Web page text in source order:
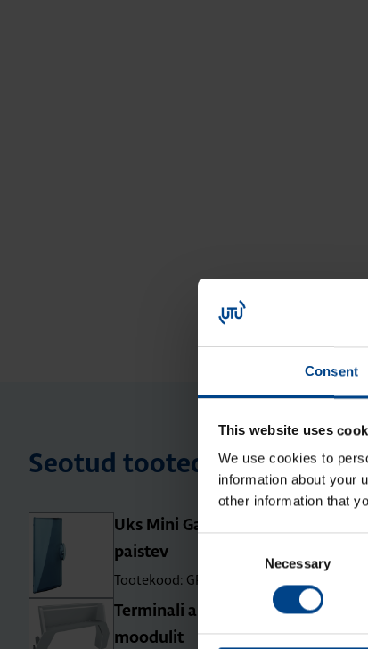
Consent
This website uses
We use cookies to
information about your
other information that
Necessary
Seotud tooted
Uks Mini Gamma, 10 moo­du­lit,
pais­tev
Tootekood: GP110T
Ter­mi­nali alus, Mini Gamma, 10
moo­du­lit